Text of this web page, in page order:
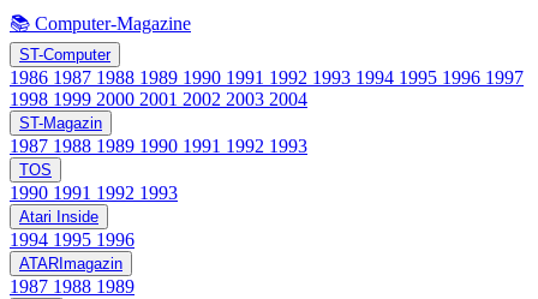
📚 Computer-Magazine
ST-Computer
1986 1987 1988 1989 1990 1991 1992 1993 1994 1995 1996 1997
1998 1999 2000 2001 2002 2003 2004
ST-Magazin
1987 1988 1989 1990 1991 1992 1993
TOS
1990 1991 1992 1993
Atari Inside
1994 1995 1996
ATARImagazin
1987 1988 1989